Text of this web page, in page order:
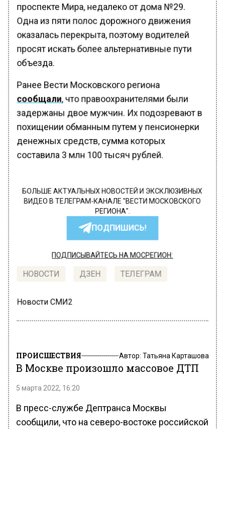
проспекте Мира, недалеко от дома №29.
Одна из пяти полос дорожного движения
оказалась перекрыта, поэтому водителей
просят искать более альтернативные пути
объезда.
Ранее Вести Московского региона
сообщали, что правоохранителями были
задержаны двое мужчин. Их подозревают в
похищении обманным путем у пенсионерки
денежных средств, сумма которых
составила 3 млн 100 тысяч рублей.
БОЛЬШЕ АКТУАЛЬНЫХ НОВОСТЕЙ И ЭКСКЛЮЗИВНЫХ
ВИДЕО В ТЕЛЕГРАМ-КАНАЛЕ "ВЕСТИ МОСКОВСКОГО
РЕГИОНА".
ПОДПИШИСЬ!
ПОДПИСЫВАЙТЕСЬ НА МОСРЕГИОН:
НОВОСТИ ДЗЕН ТЕЛЕГРАМ
Новости СМИ2
ПРОИСШЕСТВИЯ Автор: Татьяна Карташова
В Москве произошло массовое ДТП
5 марта 2022, 16:20
В пресс-службе Дептранса Москвы
сообщили, что на северо-востоке российской